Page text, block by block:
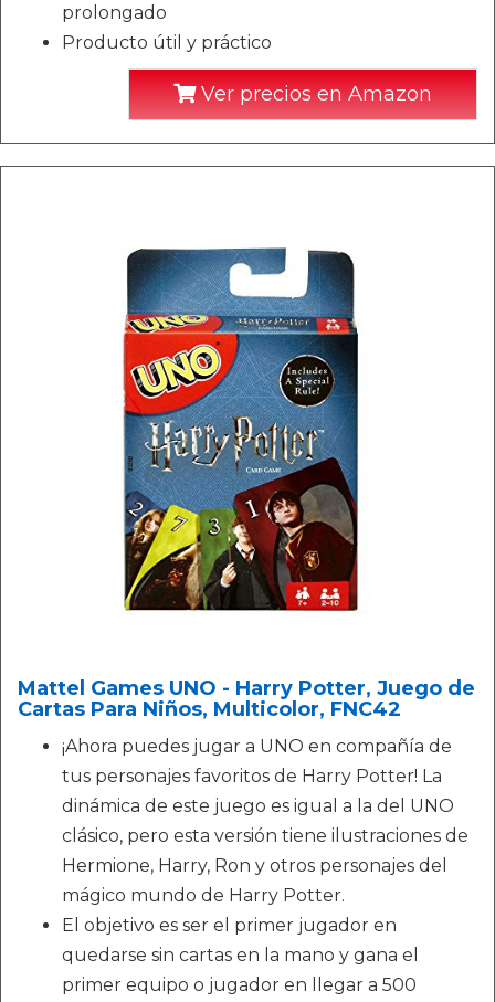
prolongado
Producto útil y práctico
Ver precios en Amazon
Mattel Games UNO - Harry Potter, Juego de
Cartas Para Niños, Multicolor, FNC42
¡Ahora puedes jugar a UNO en compañía de
tus personajes favoritos de Harry Potter! La
dinámica de este juego es igual a la del UNO
clásico, pero esta versión tiene ilustraciones de
Hermione, Harry, Ron y otros personajes del
mágico mundo de Harry Potter.
El objetivo es ser el primer jugador en
quedarse sin cartas en la mano y gana el
primer equipo o jugador en llegar a 500